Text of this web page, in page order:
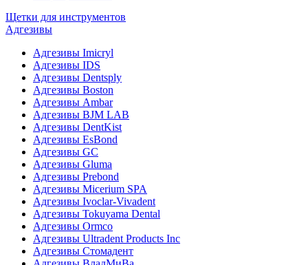
Щетки для инструментов
Адгезивы
Адгезивы Imicryl
Адгезивы IDS
Адгезивы Dentsply
Адгезивы Boston
Адгезивы Ambar
Адгезивы BJM LAB
Адгезивы DentKist
Адгезивы EsBond
Адгезивы GC
Адгезивы Gluma
Адгезивы Prebond
Адгезивы Micerium SPA
Адгезивы Ivoclar-Vivadent
Адгезивы Tokuyama Dental
Адгезивы Ormco
Адгезивы Ultradent Products Inc
Адгезивы Стомадент